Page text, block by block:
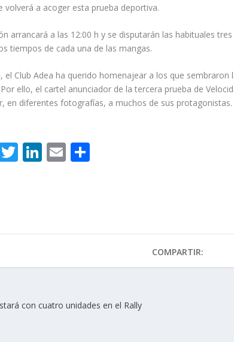
volverá a acoger esta prueba deportiva.
arrancará a las 12:00 h y se disputarán las habituales
tiempos de cada una de las mangas.
el Club Adea ha querido homenajear a los que sembraron
ello, el cartel anunciador de la tercera prueba de
en diferentes fotografías, a muchos de sus protagonistas.
T Li
dI
E
ar
r
COMPARTIR:
con cuatro unidades en el Rally